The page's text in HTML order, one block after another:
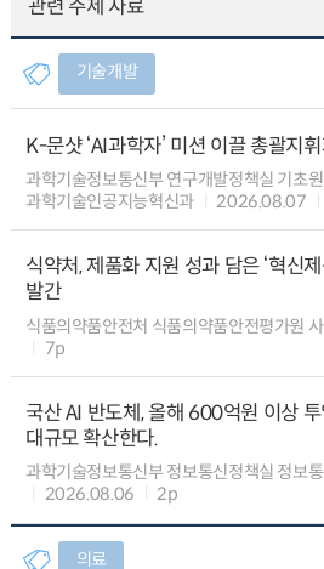
관련 주제 자료
기술개발
K-문샷 ‘AI과학자’ 미션 이끌 총괄지
과학기술정보통신부 연구개발정책실 기초
과학기술인공지능혁신과
2026.08.07
식약처, 제품화 지원 성과 담은 ‘혁신
발간
식품의약품안전처 식품의약품안전평가원
7p
국산 AI 반도체, 올해 600억원 이상
대규모 확산한다.
과학기술정보통신부 정보통신정책실 정보
2026.08.06
2p
의료